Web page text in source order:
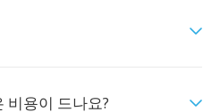
비용이 드나요?